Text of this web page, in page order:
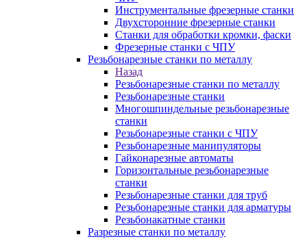
Инструментальные фрезерные станки
Двухсторонние фрезерные станки
Станки для обработки кромки, фаски
Фрезерные станки с ЧПУ
Резьбонарезные станки по металлу
Назад
Резьбонарезные станки по металлу
Резьбонарезные станки
Многошпиндельные резьбонарезные
станки
Резьбонарезные станки с ЧПУ
Резьбонарезные манипуляторы
Гайконарезные автоматы
Горизонтальные резьбонарезные
станки
Резьбонарезные станки для труб
Резьбонарезные станки для арматуры
Резьбонакатные станки
Разрезные станки по металлу